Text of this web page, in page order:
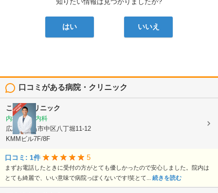
はい いいえ
口コミがある病院・クリニック
ここみクリニック
内科, 心療内科
広島県広島市中区八丁堀11-12
KMMビル7F/8F
口コミ: 1件 5
まずお電話したときに受付の方がとても優しかったので安心しました。院内は
とても綺麗で、いい意味で病院っぽくないです!笑とて... 続きを読む